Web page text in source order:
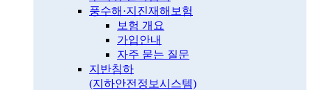
풍수해·지진재해보험
보험 개요
가입안내
자주 묻는 질문
지반침하
(지하안전정보시스템)